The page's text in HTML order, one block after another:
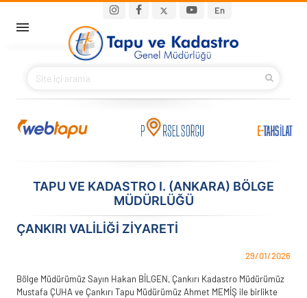
En
Main navigation
BAKANIMIZ
KURUMSAL
İLETIŞIM
TAPU VE KADASTRO I. (ANKARA) BÖLGE
MÜDÜRLÜĞÜ
ÇANKIRI VALILIĞI ZIYARETI
29/01/2026
Bölge Müdürümüz Sayın Hakan BİLGEN, Çankırı Kadastro Müdürümüz
Mustafa ÇUHA ve Çankırı Tapu Müdürümüz Ahmet MEMİŞ ile birlikte